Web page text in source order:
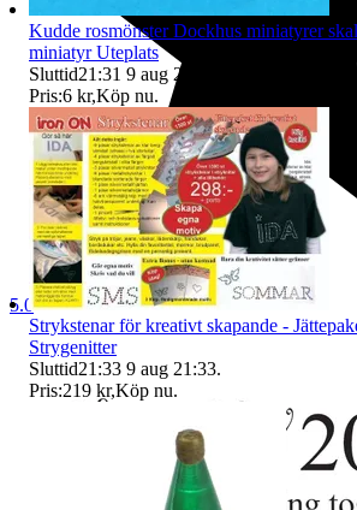
5.0
Kudde rosmönster Dockhus miniatyrer
miniatyr Uteplats
Sluttid21:31 9 aug 21:31
Pris:6 kr,Köp nu.
Strykstenar för kreativt skapande -
Strygenitter
Sluttid21:33 9 aug 21:33.
Pris:219 kr,Köp nu.